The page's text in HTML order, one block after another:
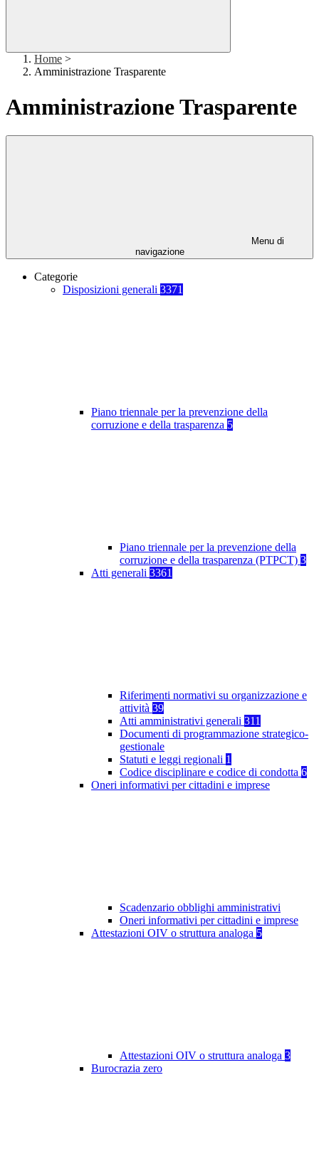
Home >
Amministrazione Trasparente
Amministrazione Trasparente
Menu di
navigazione
Categorie
Disposizioni generali 3371
Piano triennale per la prevenzione della
corruzione e della trasparenza 5
Piano triennale per la prevenzione della
corruzione e della trasparenza (PTPCT) 3
Atti generali 3361
Riferimenti normativi su organizzazione e
attività 39
Atti amministrativi generali 311
Documenti di programmazione strategico-
gestionale
Statuti e leggi regionali 1
Codice disciplinare e codice di condotta 6
Oneri informativi per cittadini e imprese
Scadenzario obblighi amministrativi
Oneri informativi per cittadini e imprese
Attestazioni OIV o struttura analoga 5
Attestazioni OIV o struttura analoga 3
Burocrazia zero